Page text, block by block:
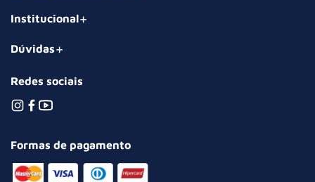
Institucional
Dúvidas
Redes sociais
Formas de pagamento